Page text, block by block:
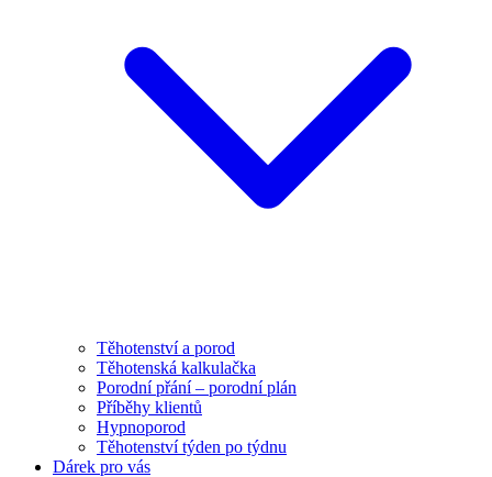
Těhotenství a porod
Těhotenská kalkulačka
Porodní přání – porodní plán
Příběhy klientů
Hypnoporod
Těhotenství týden po týdnu
Dárek pro vás